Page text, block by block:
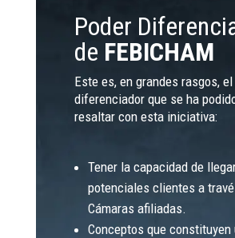
Poder
de FEBICHAM
Este es, en grandes rasgos,
diferenciador que se ha
resaltar con esta iniciativa:
Tener la capacidad de
potenciales clientes a
Cámaras afiliadas.
Conceptos que constituyen